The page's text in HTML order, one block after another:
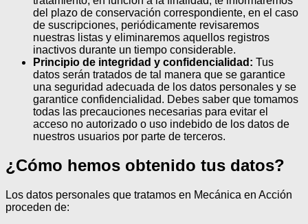
del plazo de conservación correspondiente, en el caso
de suscripciones, periódicamente revisaremos
nuestras listas y eliminaremos aquellos registros
inactivos durante un tiempo considerable.
Principio de integridad y confidencialidad: Tus
datos serán tratados de tal manera que se garantice
una seguridad adecuada de los datos personales y se
garantice confidencialidad. Debes saber que tomamos
todas las precauciones necesarias para evitar el
acceso no autorizado o uso indebido de los datos de
nuestros usuarios por parte de terceros.
¿Cómo hemos obtenido tus datos?
Los datos personales que tratamos en Mecánica en Acción
proceden de: